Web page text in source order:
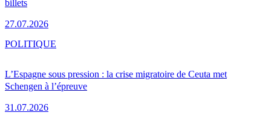
billets
27.07.2026
L’Espagne sous pression : la crise migratoire de Ceuta met
Schengen à l’épreuve
31.07.2026
POLITIQUE